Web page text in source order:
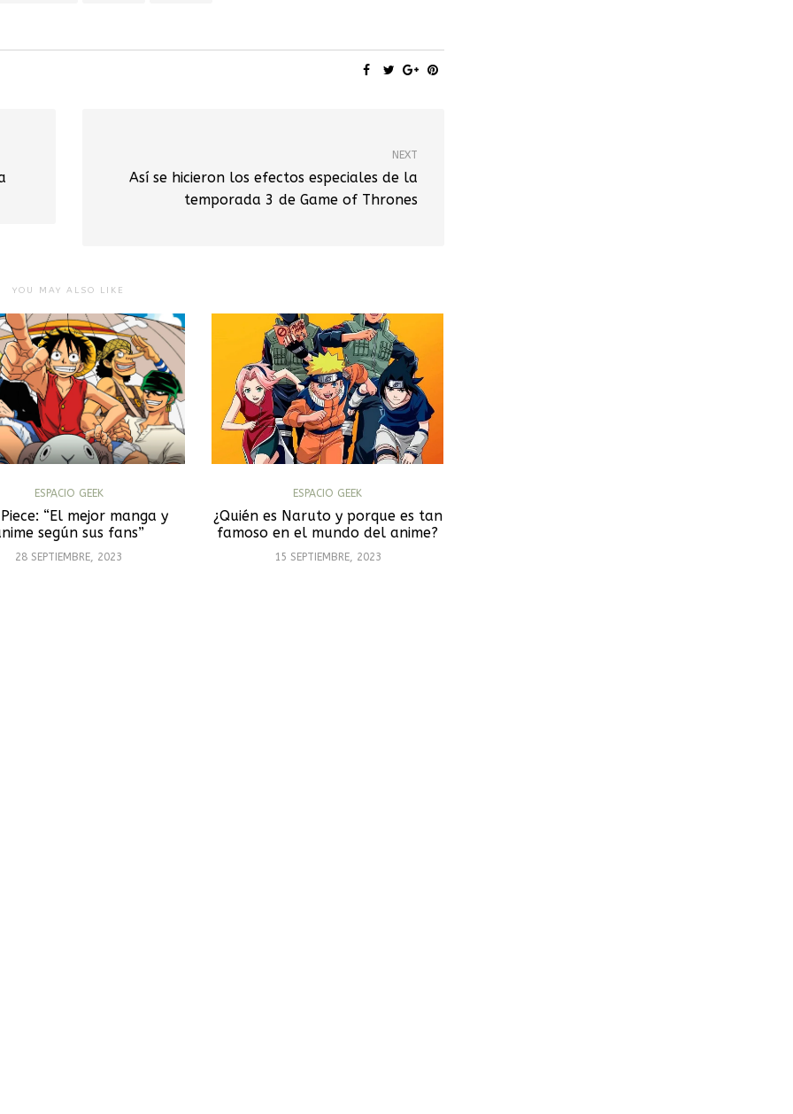
NEXT
Así se hicieron los efectos especiales de la
temporada 3 de Game of Thrones
YOU MAY ALSO LIKE
ESPACIO GEEK
“El mejor manga y
según sus fans”
28 SEPTIEMBRE, 2023
ESPACIO GEEK
¿Quién es Naruto y porque es tan
famoso en el mundo del anime?
15 SEPTIEMBRE, 2023